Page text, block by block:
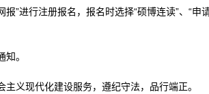
报”进行注册报名，报名时选择“硕博连读”、“申
。
义现代化建设服务，遵纪守法，品行端正。